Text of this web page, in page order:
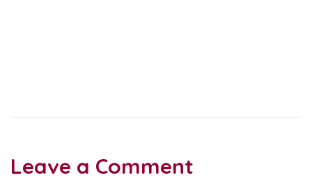
Leave a Comment